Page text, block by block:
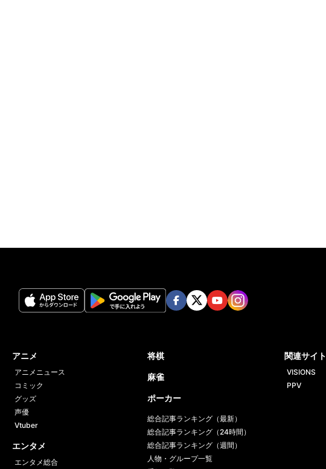
アニメ
アニメニュース
コミック
グッズ
声優
Vtuber
エンタメ
エンタメ総合
将棋
麻雀
ポーカー
総合記事ランキング（最新）
総合記事ランキング（24時間）
総合記事ランキング（週間）
人物・グループ一覧
関連サイト
VISIONS
PPV